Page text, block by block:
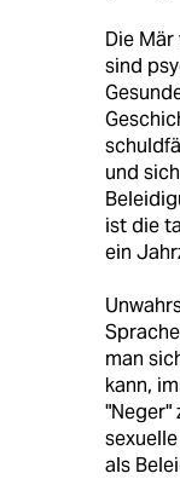
Die
sind
und
ist die
ein
man
kann,
"Neger"
als